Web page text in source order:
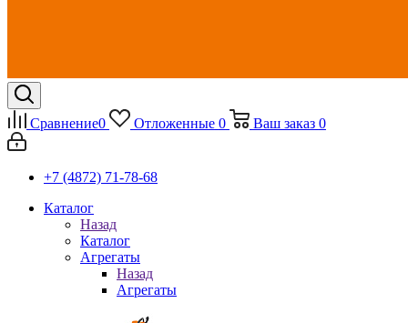
Сравнение0 Отложенные 0 Ваш заказ 0
+7 (4872) 71-78-68
Каталог
Назад
Каталог
Агрегаты
Назад
Агрегаты